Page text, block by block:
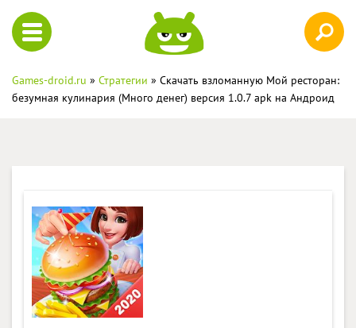
Games-droid.ru » Стратегии » Скачать взломанную Мой ресторан:
безумная кулинария (Много денег) версия 1.0.7 apk на Андроид